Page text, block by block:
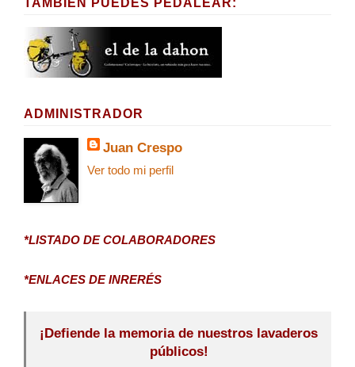
ADMINISTRADOR
Juan Crespo
Ver todo mi perfil
*LISTADO DE COLABORADORES
*ENLACES DE INRERÉS
¡Defiende la memoria de nuestros lavaderos
públicos!